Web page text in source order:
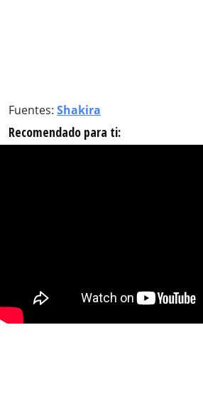
Fuentes: Shakira
Recomendado para ti: